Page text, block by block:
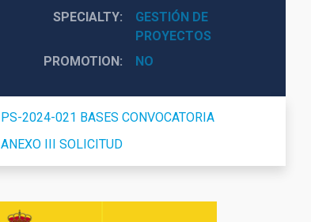
SPECIALTY
GESTIÓN DE
PROYECTOS
PROMOTION
NO
PS-2024-021 BASES CONVOCATORIA
ANEXO III SOLICITUD